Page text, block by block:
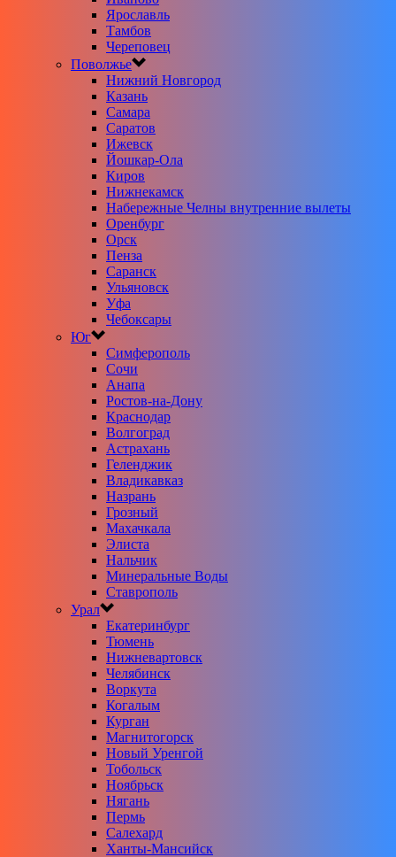
Ярославль
Тамбов
Череповец
Поволжье
Нижний Новгород
Казань
Самара
Саратов
Ижевск
Йошкар-Ола
Киров
Нижнекамск
Набережные Челны внутренние вылеты
Оренбург
Орск
Пенза
Саранск
Ульяновск
Уфа
Чебоксары
Юг
Симферополь
Сочи
Анапа
Ростов-на-Дону
Краснодар
Волгоград
Астрахань
Геленджик
Владикавказ
Назрань
Грозный
Махачкала
Элиста
Нальчик
Минеральные Воды
Ставрополь
Урал
Екатеринбург
Тюмень
Нижневартовск
Челябинск
Воркута
Когалым
Курган
Магнитогорск
Новый Уренгой
Тобольск
Ноябрьск
Нягань
Пермь
Салехард
Ханты-Мансийск